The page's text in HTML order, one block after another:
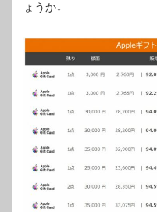
ょうか↓